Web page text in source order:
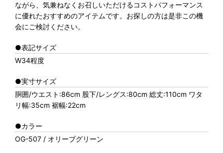
ながら、気兼ねなくお召しいただけるコストパフォーマンス
に優れたおすすめのアイテムです。お探しの方は是非この機
会にご検討ください。
●表記サイズ
W34程度
●実寸サイズ
胴囲/ウエスト:86cm 股下/レングス:80cm 総丈:110cm ワタ
リ幅:35cm 裾幅:22cm
●カラー
OG-507 / オリーブグリーン